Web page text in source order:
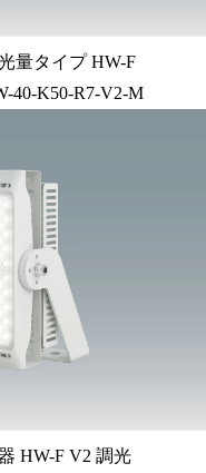
量タイプ HW-F
40-K50-R7-V2-M
HW-F V2 調光